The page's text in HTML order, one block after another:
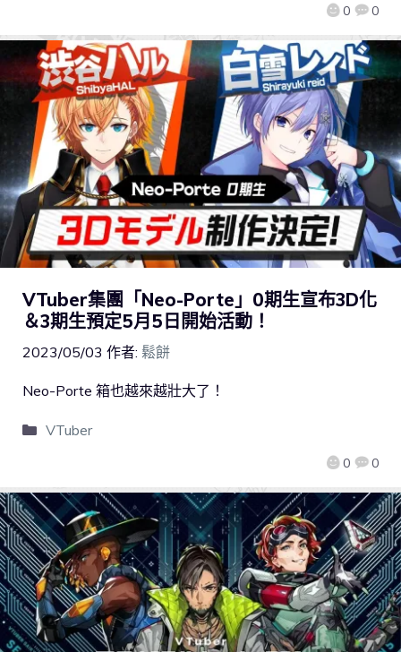
0 0
VTuber集團「Neo-Porte」0期生宣布3D化
＆3期生預定5月5日開始活動！
2023/05/03 作者: 鬆餅
0 0
Neo-Porte 箱也越來越壯大了！
VTuber